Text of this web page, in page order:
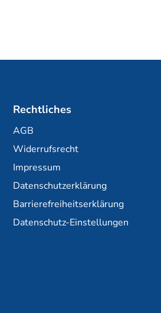
Rechtliches
AGB
Widerrufsrecht
Impressum
Datenschutzerklärung
Barrierefreiheitserklärung
Datenschutz-Einstellungen